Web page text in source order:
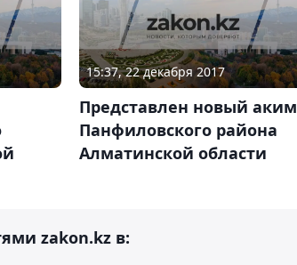
15:37, 22 декабря 2017
Представлен новый аким
Панфиловского района
Алматинской области
zakon.kz в: